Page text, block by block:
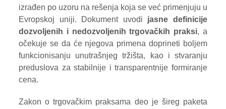
izrađen po uzoru na rešenja koja se već primenjuju u
Evropskoj uniji. Dokument uvodi jasne definicije
dozvoljenih i nedozvoljenih trgovačkih praksi, a
očekuje se da će njegova primena doprineti boljem
funkcionisanju unutrašnjeg tržišta, kao i stvaranju
preduslova za stabilnije i transparentnije formiranje
cena.
Zakon o trgovačkim praksama deo je šireg paketa